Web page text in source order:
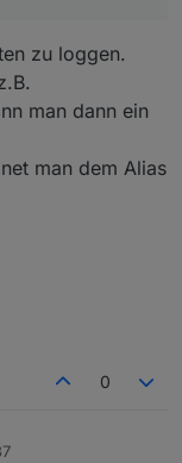
zu loggen.
man dann ein
man dem Alias
0